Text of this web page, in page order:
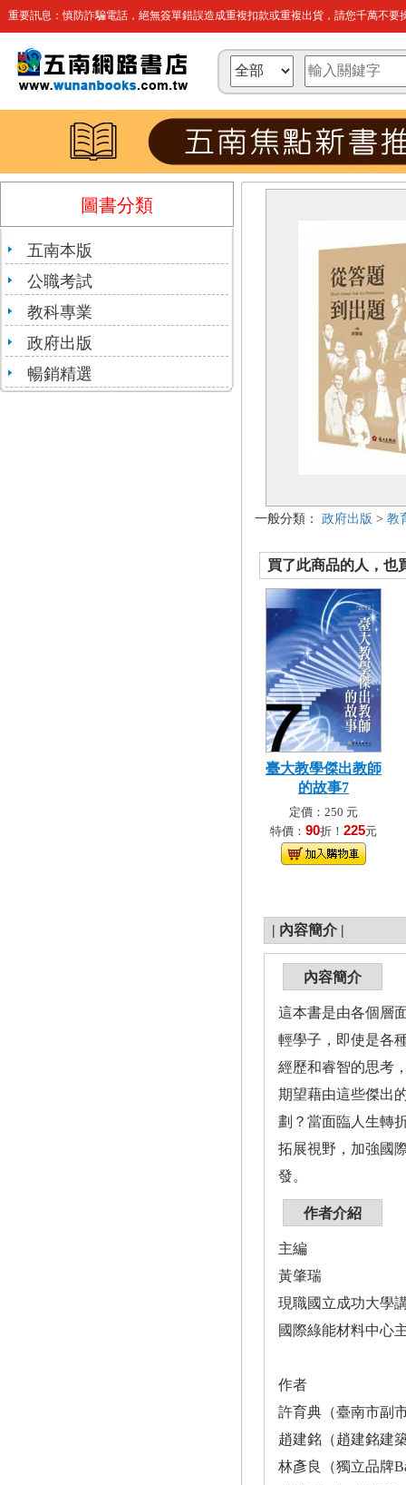
重要訊息：慎防詐騙電話，絕無簽單錯誤造成重複扣款或重複出貨，請您千萬不要
圖書分類
五南本版
公職考試
教科專業
政府出版
暢銷精選
一般分類： 政府出版 > 教
買了此商品的人，也
臺大教學傑出教師
的故事7
定價：250 元
特價： 90折！ 225元
| 內容簡介 |
內容簡介
這本書是由各個層
輕學子，即使是各
經歷和睿智的思考
期望藉由這些傑出
劃？當面臨人生轉
拓展視野，加強國
發。
作者介紹
主編
黃肇瑞
現職國立成功大學
國際綠能材料中心
作者
許育典（臺南市副
趙建銘（趙建銘建
林彥良（獨立品牌